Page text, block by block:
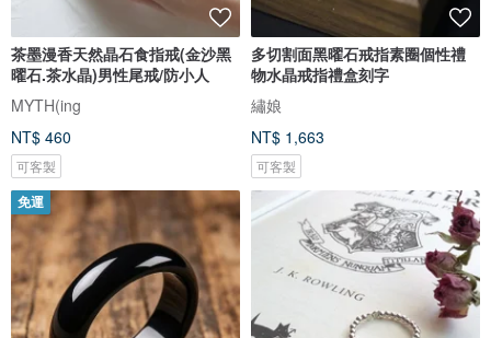
茶墨漫香天然晶石食指戒(金沙黑
曜石.茶水晶)男性尾戒/防小人
MYTH(ing
NT$ 460
可客製
多切割面黑曜石戒指素圈個性禮
物水晶戒指禮盒刻字
繡娘
NT$ 1,663
可客製
免運